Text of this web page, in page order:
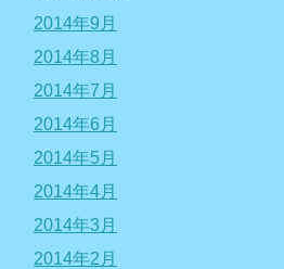
2014年9月
2014年8月
2014年7月
2014年6月
2014年5月
2014年4月
2014年3月
2014年2月